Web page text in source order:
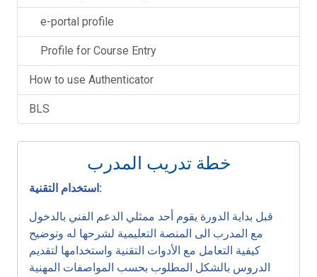
e-portal profile
Profile for Course Entry
How to use Authenticator
BLS
خطة تدريب المدرب
استخدام التقنية:
قبل بداية الدورة يقوم أحد ممثلي الدعم الفني بالدخول
مع المدرب الى المنصة التعليمية لشرحها له وتوضيح
كيفية التعامل مع الأدوات التقنية واستخدامها لتقديم
الدروس بالشكل المطلوب بحسب المواصفات المهنية